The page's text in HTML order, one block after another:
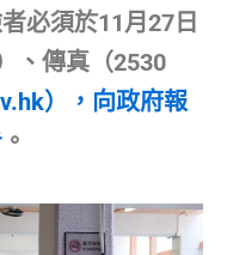
必須於11月27日
、傳真（2530
），向政府報
。